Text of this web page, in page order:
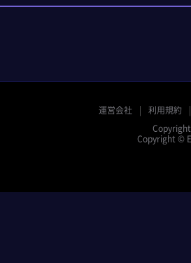
運営会社 利用規約
Copyright
Copyright ©